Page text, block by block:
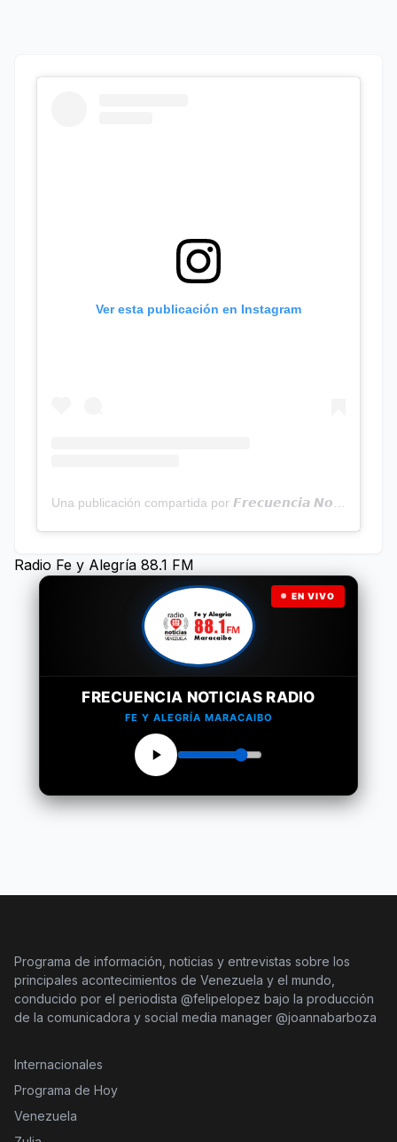
Ver esta publicación en Instagram
Radio Fe y Alegría 88.1 FM
EN VIVO
FRECUENCIA NOTICIAS RADIO
FE Y ALEGRÍA MARACAIBO
Programa de información, noticias y entrevistas sobre los
principales acontecimientos de Venezuela y el mundo,
conducido por el periodista @felipelopez bajo la producción
de la comunicadora y social media manager @joannabarboza
Internacionales
Programa de Hoy
Venezuela